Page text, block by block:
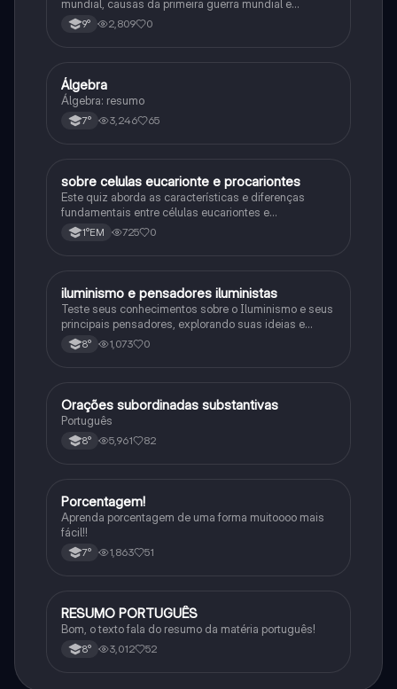
mundial, causas da primeira guerra mundial e
consequências da Primeira Guerra Mundial, fases da
primeira guerra mundial
9° 2,809 0
Matematica
Álgebra
Álgebra: resumo
7° 3,246 65
Biologia
sobre celulas eucarionte e procariontes
Este quiz aborda as características e diferenças
fundamentais entre células eucariontes e
procariontes.
1°EM 725 0
História
iluminismo e pensadores iluministas
Teste seus conhecimentos sobre o Iluminismo e seus
principais pensadores, explorando suas ideias e
impacto histórico.
8° 1,073 0
Português
Orações subordinadas substantivas
Português
8° 5,961 82
Matematica
Porcentagem!
Aprenda porcentagem de uma forma muitoooo mais
fácil!!
7° 1,863 51
Português
RESUMO PORTUGUÊS
Bom, o texto fala do resumo da matéria português!
8° 3,012 52